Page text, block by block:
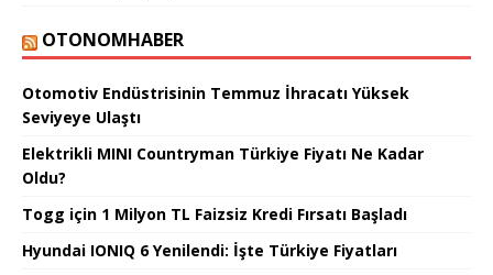
OTONOMHABER
Otomotiv Endüstrisinin Temmuz İhracatı Yüksek
Seviyeye Ulaştı
Elektrikli MINI Countryman Türkiye Fiyatı Ne Kadar
Oldu?
Togg için 1 Milyon TL Faizsiz Kredi Fırsatı Başladı
Hyundai IONIQ 6 Yenilendi: İşte Türkiye Fiyatları